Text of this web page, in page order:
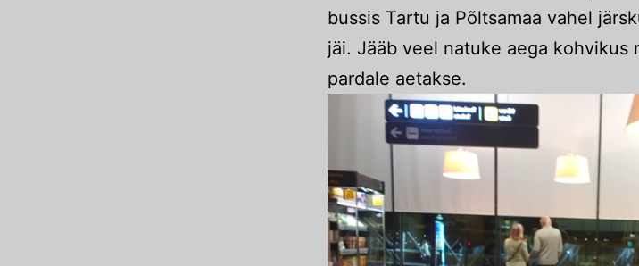
bussis Tartu ja Põltsamaa vahel
jäi. Jääb veel natuke aega kohvikus
pardale aetakse.